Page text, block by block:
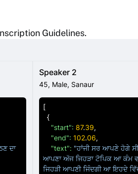
Guidelines.
ਦਾ
Speaker 2
45, Male, Sanaur
[
{
"start": 87.39,
"end": 102.06,
"text": "ਹਾਂਜੀ ਸਰ ਆਪਣੇ ਹੋਗੇ
ਆਪਣਾ ਅੱਜ ਜਿਹੜਾ ਟੋਪਿਕ ਆ ਕੰਮ
ਜਿਹੜੀ ਆਪਣੀ ਜਿੰਦਗੀ ਆ ਇਹਦੇ